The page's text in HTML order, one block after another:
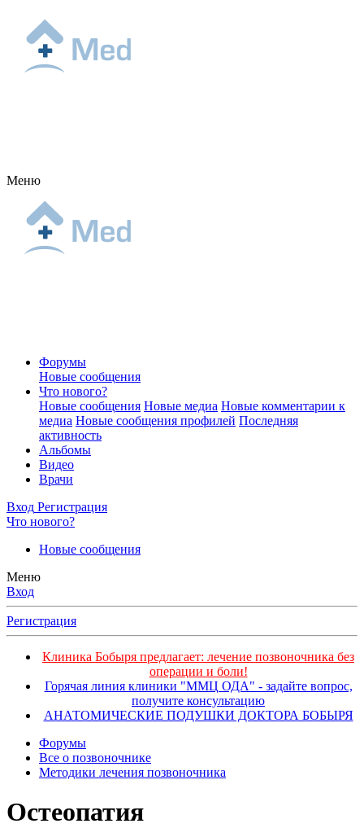
Меню
Форумы
Новые сообщения
Что нового?
Новые сообщения Новые медиа Новые комментарии к
медиа Новые сообщения профилей Последняя
активность
Альбомы
Видео
Врачи
Вход Регистрация
Что нового?
Новые сообщения
Меню
Вход
Регистрация
Клиника Бобыря предлагает: лечение позвоночника без
операции и боли!
Горячая линия клиники "ММЦ ОДА" - задайте вопрос,
получите консультацию
АНАТОМИЧЕСКИЕ ПОДУШКИ ДОКТОРА БОБЫРЯ
Форумы
Все о позвоночнике
Методики лечения позвоночника
Остеопатия